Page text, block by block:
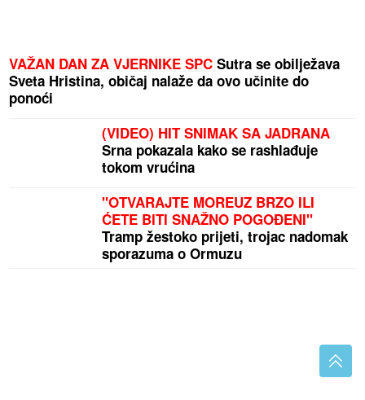
VAŽAN DAN ZA VJERNIKE SPC Sutra se obilježava
Sveta Hristina, običaj nalaže da ovo učinite do
ponoći
(VIDEO) HIT SNIMAK SA JADRANA
Srna pokazala kako se rashlađuje
tokom vrućina
"OTVARAJTE MOREUZ BRZO ILI
ĆETE BITI SNAŽNO POGOĐENI"
Tramp žestoko prijeti, trojac nadomak
sporazuma o Ormuzu